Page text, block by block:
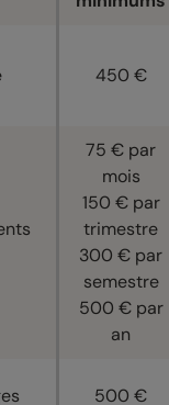
450 €
75 € par
mois
150 € par
trimestre
300 € par
semestre
500 € par
an
500 €